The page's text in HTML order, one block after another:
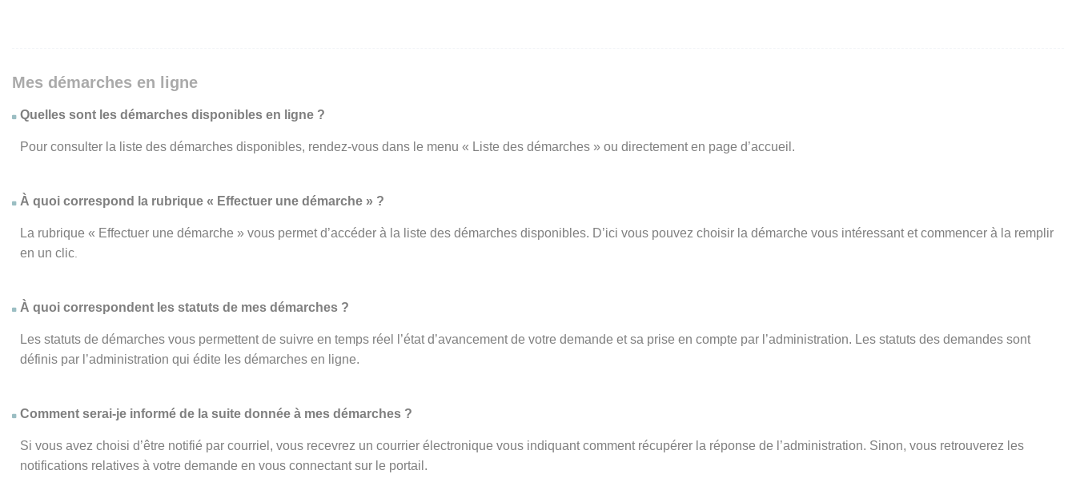
Mes démarches en ligne
Quelles sont les démarches disponibles en ligne ?
Pour consulter la liste des démarches disponibles, rendez-vous dans le menu « Liste des démarches » ou directement en page d’accueil.
À quoi correspond la rubrique « Effectuer une démarche » ?
La rubrique « Effectuer une démarche » vous permet d’accéder à la liste des démarches disponibles. D’ici vous pouvez choisir la démarche vous intéressant et commencer à la remplir
en un clic
À quoi correspondent les statuts de mes démarches ?
Les statuts de démarches vous permettent de suivre en temps réel l’état d’avancement de votre demande et sa prise en compte par l’administration. Les statuts des demandes sont
définis par l’administration qui édite les démarches en ligne.
Comment serai-je informé de la suite donnée à mes démarches ?
Si vous avez choisi d’être notifié par courriel, vous recevrez un courrier électronique vous indiquant comment récupérer la réponse de l’administration. Sinon, vous retrouverez les
notifications relatives à votre demande en vous connectant sur le portail.